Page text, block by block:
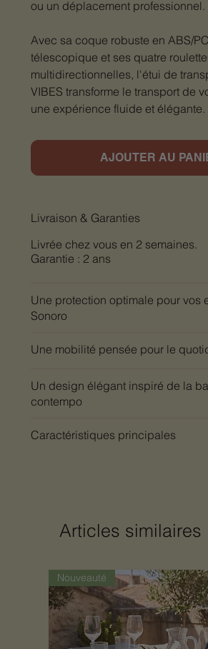
ou un déplacement professionnel.
Avec sa coque robuste en ABS/
télescopique et ses quatre
multidirectionnelles, l'étui de
VIBES transforme le transport de
une expérience fluide et élégante.
AJOUTER AU
Livraison & Garanties
Livrée chez vous en 2 semaines.
Garantie : 2 ans
Une protection optimale pour vos
Sonoro
Une mobilité pensée pour le
Un design élégant inspiré de la
contempo
Caractéristiques principales
Articles similaires
Nouveauté